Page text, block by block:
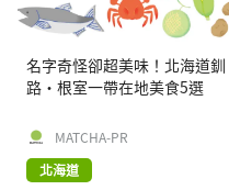
名字奇怪卻超美味！北海道釧
路・根室一帶在地美食5選
MATCHA-PR
北海道